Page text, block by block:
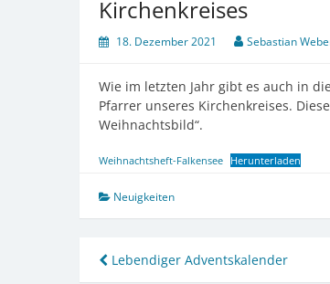
Kirchenkreises
18. Dezember 2021 Sebastian
Wie im letzten Jahr gibt es auch in
Pfarrer unseres Kirchenkreises.
Weihnachtsbild“.
Weihnachtsheft-Falkensee Herunterladen
Neuigkeiten
Beitragsnavigation
Lebendiger Adventskalender